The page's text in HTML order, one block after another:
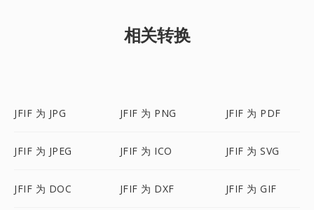
相关转换
JFIF 为 JPG JFIF 为 PNG JFIF 为 PDF
JFIF 为 JPEG JFIF 为 ICO JFIF 为 SVG
JFIF 为 DOC JFIF 为 DXF JFIF 为 GIF